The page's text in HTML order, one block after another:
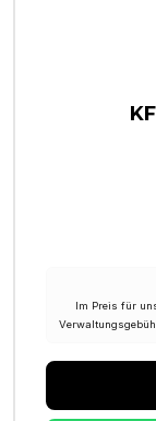
Im Preis für